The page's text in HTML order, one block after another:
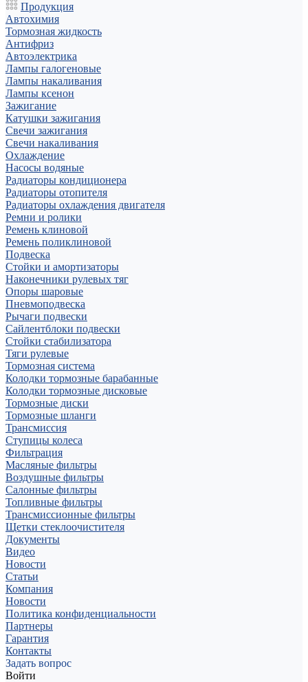
Продукция
Автохимия
Тормозная жидкость
Антифриз
Автоэлектрика
Лампы галогеновые
Лампы накаливания
Лампы ксенон
Зажигание
Катушки зажигания
Свечи зажигания
Свечи накаливания
Охлаждение
Насосы водяные
Радиаторы кондиционера
Радиаторы отопителя
Радиаторы охлаждения двигателя
Ремни и ролики
Ремень клиновой
Ремень поликлиновой
Подвеска
Стойки и амортизаторы
Наконечники рулевых тяг
Опоры шаровые
Пневмоподвеска
Рычаги подвески
Сайлентблоки подвески
Стойки стабилизатора
Тяги рулевые
Тормозная система
Колодки тормозные барабанные
Колодки тормозные дисковые
Тормозные диски
Тормозные шланги
Трансмиссия
Ступицы колеса
Фильтрация
Масляные фильтры
Воздушные фильтры
Салонные фильтры
Топливные фильтры
Трансмиссионные фильтры
Щетки стеклоочистителя
Документы
Видео
Новости
Статьи
Компания
Новости
Политика конфиденциальности
Партнеры
Гарантия
Контакты
Задать вопрос
Войти